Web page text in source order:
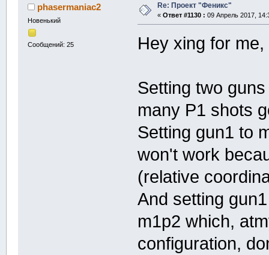
phasermaniac2
Новенький
Сообщений: 25
Re: Проект "Феникс"
« Ответ #1130 : 09 Апрель 2017,
Hey xing for
Setting two
many P1 shots
Setting gun1 to
won't work
(relative
And setting
m1p2 which,
configuration,